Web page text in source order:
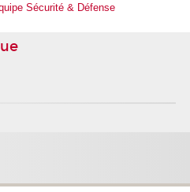
Sécurité & Défense